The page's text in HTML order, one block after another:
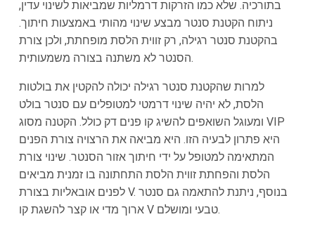
בתורכיה. שלא כמו הזרקות דרמליות שמביאות לשינוי עדין,
ניתוח הקטנת סנטר מבצע שינוי מהותי באמצעות חיתוך.
בהקטנת סנטר רגילה, רק זווית הלסת מופחתת, ולכן צורת
הסנטר לא משתנה בצורה משמעותית.
למרות שהקטנת סנטר רגילה יכולה להקטין את בולטות
הלסת, לא יהיה שינוי דרמטי למטופלים עם סנטר בולט
ומעוגל השואפים להשיג קו פנים דק כולל. הקטנה מסוג VIP
היא פתרון לבעיה הזו. היא מביאה את הרצויה צורת הפנים
המתאימה למטופל על ידי חיתוך אזור הסנטר. שינוי צורת
הלסת והפחתת זווית הלסת התחתונה בו זמנית מביאים
לפנים אובאליות בצורת V. בנוסף, ניתנת להתאמה גם סנטר
ארוך מדי או קצר להשגת קו V טבעי ומושלם.